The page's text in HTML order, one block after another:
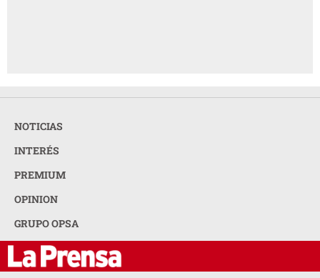
NOTICIAS
INTERÉS
PREMIUM
OPINION
GRUPO OPSA